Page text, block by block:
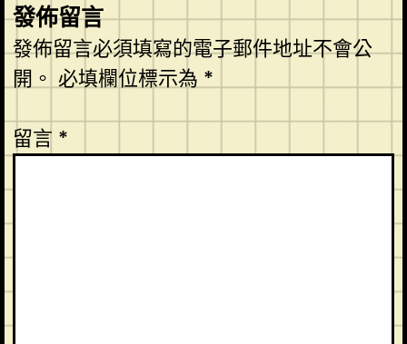
發佈留言
發佈留言必須填寫的電子郵件地址不會公
開。 必填欄位標示為 *
留言 *